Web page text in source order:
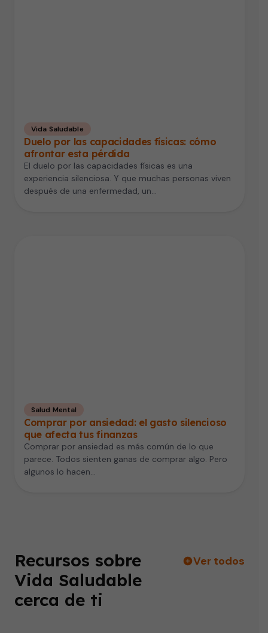
Vida Saludable
Duelo por las capacidades físicas: cómo
afrontar esta pérdida
El duelo por las capacidades físicas es una
experiencia silenciosa. Y que muchas personas viven
después de una enfermedad, un…
Salud Mental
Comprar por ansiedad: el gasto silencioso
que afecta tus finanzas
Comprar por ansiedad es más común de lo que
parece. Todos sienten ganas de comprar algo. Pero
algunos lo hacen…
Recursos sobre
Vida Saludable
cerca de ti
Ver todos